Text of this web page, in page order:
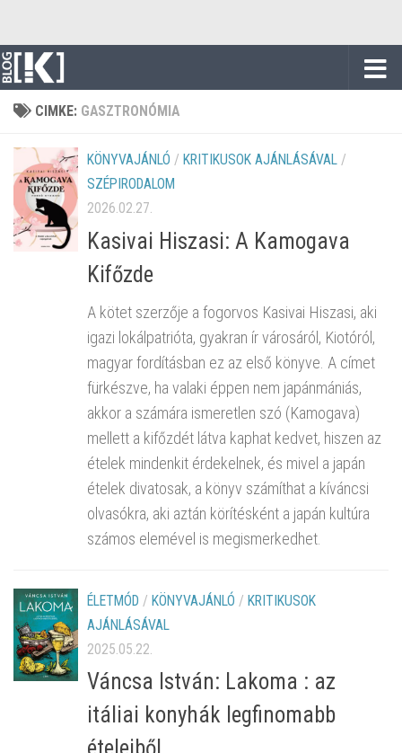
CIMKE: GASZTRONÓMIA
KÖNYVAJÁNLÓ / KRITIKUSOK AJÁNLÁSÁVAL /
SZÉPIRODALOM
2026.02.27.
Kasivai Hiszasi: A ​Kamogava
Kifőzde
A kötet szerzője a fogorvos Kasivai Hiszasi, aki
igazi lokálpatrióta, gyakran ír városáról, Kiotóról,
magyar fordításban ez az első könyve. A címet
fürkészve, ha valaki éppen nem japánmániás,
akkor a számára ismeretlen szó (Kamogava)
mellett a kifőzdét látva kaphat kedvet, hiszen az
ételek mindenkit érdekelnek, és mivel a japán
ételek divatosak, a könyv számíthat a kíváncsi
olvasókra, aki aztán körítésként a japán kultúra
számos elemével is megismerkedhet.
ÉLETMÓD / KÖNYVAJÁNLÓ / KRITIKUSOK
AJÁNLÁSÁVAL
2025.05.22.
Váncsa István: Lakoma : az
itáliai konyhák legfinomabb